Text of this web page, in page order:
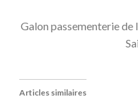
Galon passementerie de
Articles similaires